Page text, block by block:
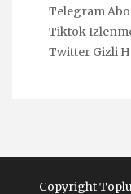
Telegram
Tiktok
Twitter Gizli
Copyright